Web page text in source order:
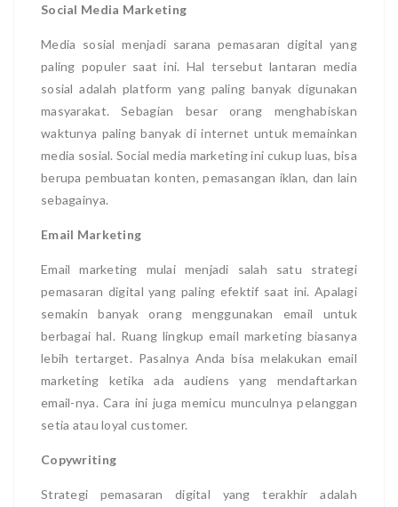
Social Media Marketing
Media sosial menjadi sarana pemasaran digital yang
paling populer saat ini. Hal tersebut lantaran media
sosial adalah platform yang paling banyak digunakan
masyarakat. Sebagian besar orang menghabiskan
waktunya paling banyak di internet untuk memainkan
media sosial. Social media marketing ini cukup luas, bisa
berupa pembuatan konten, pemasangan iklan, dan lain
sebagainya.
Email Marketing
Email marketing mulai menjadi salah satu strategi
pemasaran digital yang paling efektif saat ini. Apalagi
semakin banyak orang menggunakan email untuk
berbagai hal. Ruang lingkup email marketing biasanya
lebih tertarget. Pasalnya Anda bisa melakukan email
marketing ketika ada audiens yang mendaftarkan
email-nya. Cara ini juga memicu munculnya pelanggan
setia atau loyal customer.
Copywriting
Strategi pemasaran digital yang terakhir adalah